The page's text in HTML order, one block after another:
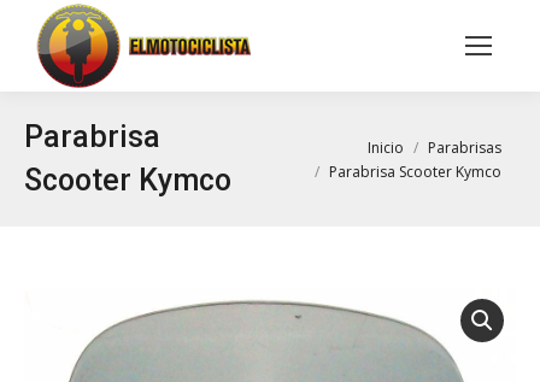
Buscar:
Parabrisa
Scooter Kymco
Inicio
Parabrisas
Parabrisa Scooter Kymco